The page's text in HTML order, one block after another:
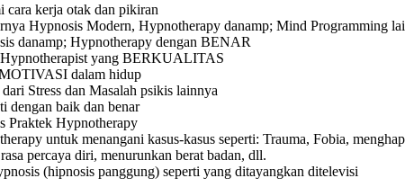
cara kerja otak dan pikiran
Hypnosis Modern, Hypnotherapy danamp; Mind Programming
danamp; Hypnotherapy dengan BENAR
yang BERKUALITAS
dalam hidup
Stress dan Masalah psikis lainnya
dengan baik dan benar
Praktek Hypnotherapy
untuk menangani kasus-kasus seperti: Trauma, Fobia,
percaya diri, menurunkan berat badan, dll.
(hipnosis panggung) seperti yang ditayangkan ditelevisi